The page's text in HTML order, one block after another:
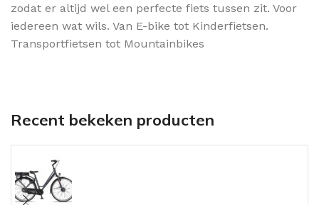
zodat er altijd wel een perfecte fiets tussen zit. Voor
iedereen wat wils. Van E-bike tot Kinderfietsen.
Transportfietsen tot Mountainbikes
Recent bekeken producten